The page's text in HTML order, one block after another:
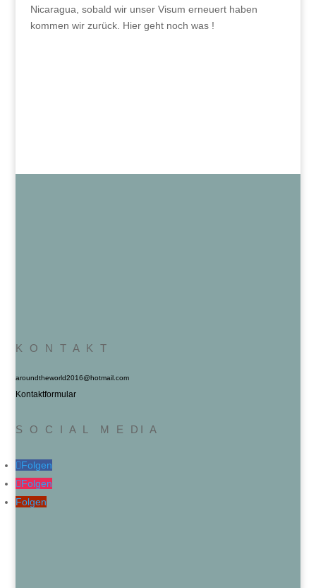
Nicaragua, sobald wir unser Visum erneuert haben
kommen wir zurück. Hier geht noch was !
K O N T A K T
aroundtheworld2016@hotmail.com
Kontaktformular
S O C I A L M E DI A
Folgen
Folgen
Folgen